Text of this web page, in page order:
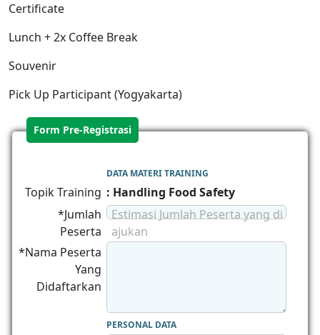
Certificate
Lunch + 2x Coffee Break
Souvenir
Pick Up Participant (Yogyakarta)
Form Pre-Registrasi
DATA MATERI TRAINING
Topik Training : Handling Food Safety
*Jumlah
Peserta
Estimasi Jumlah Peserta yang di
ajukan
*Nama Peserta
Yang
Didaftarkan
PERSONAL DATA